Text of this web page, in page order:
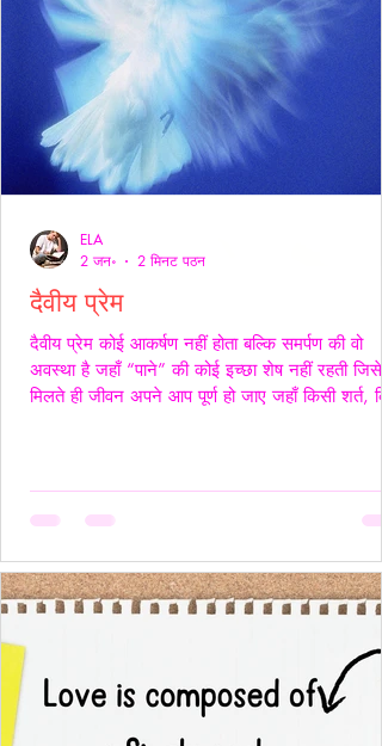
दैवीय प्रेम
दैवीय प्रेम कोई आकर्षण नहीं होता बल्कि समर्पण की वो
अवस्था है जहाँ “पाने” की कोई इच्छा शेष नहीं रहती जिसे
मिलते ही जीवन अपने आप पूर्ण हो जाए जहाँ किसी शर्त,
प्रेम है जहाँ आत्मा आत्मा को पहचान लेती है बिना परिचय,
ELA
2 जन॰
2 मिनट पठन